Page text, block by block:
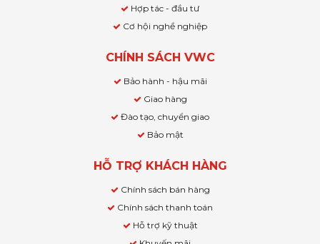
Hợp tác - đầu tư
Cơ hội nghề nghiệp
CHÍNH SÁCH VWC
Bảo hành - hậu mãi
Giao hàng
Đào tạo, chuyển giao
Bảo mật
HỖ TRỢ KHÁCH HÀNG
Chính sách bán hàng
Chính sách thanh toán
Hỗ trợ kỹ thuật